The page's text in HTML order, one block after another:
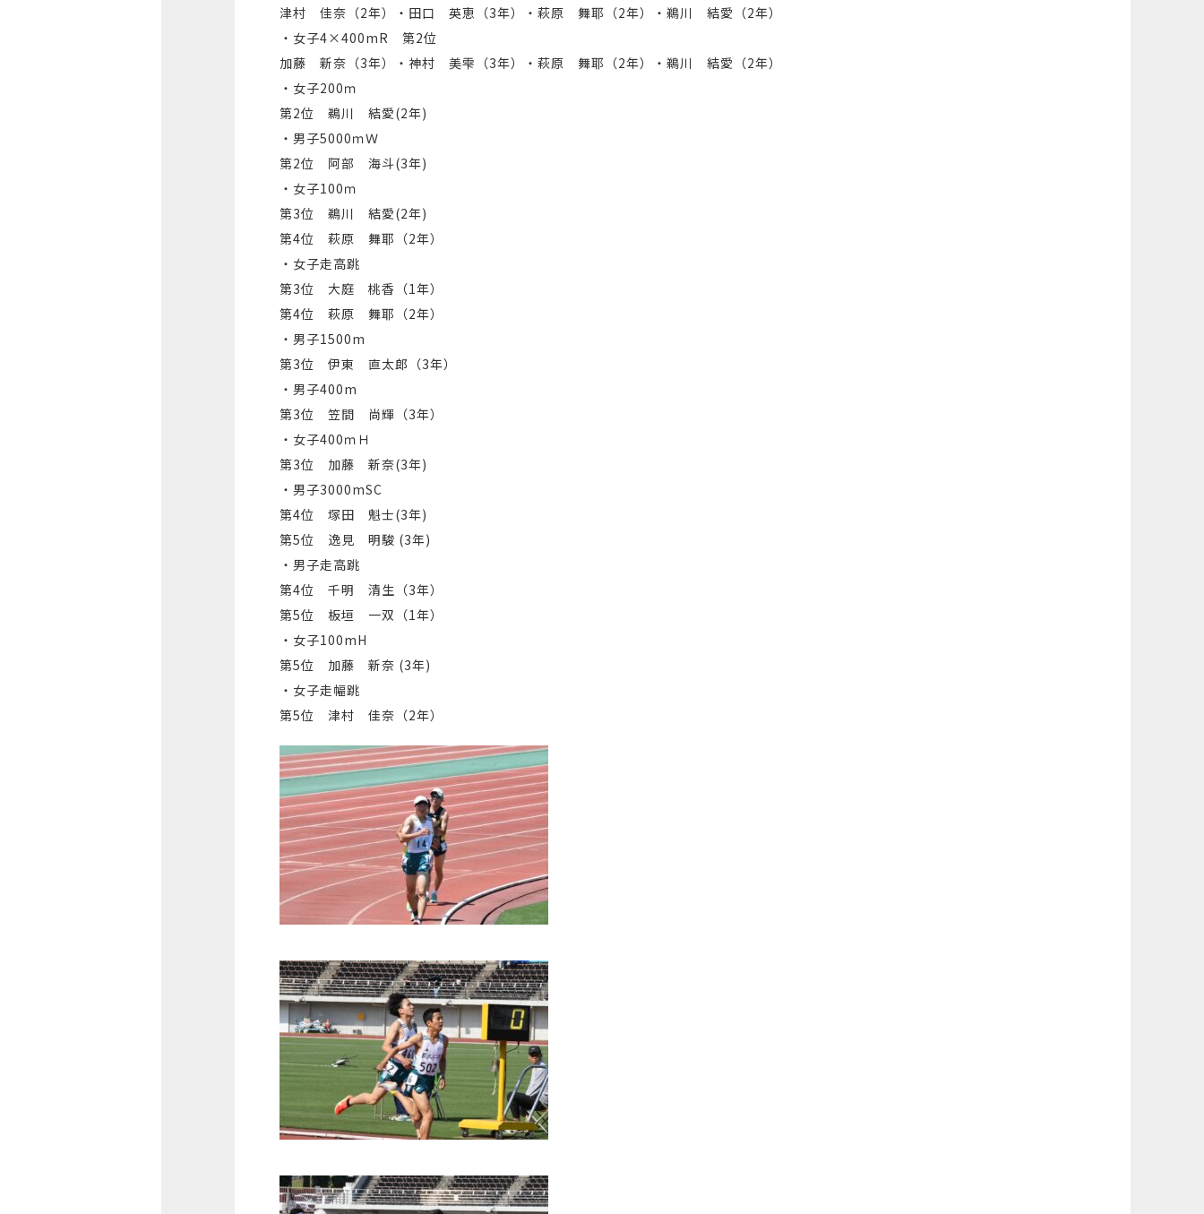
津村 佳奈（2年）・田口 英恵（3年）・萩原 舞耶（2年）・鵜川 結愛（2年）
・女子4×400mR 第2位
加藤 新奈（3年）・神村 美雫（3年）・萩原 舞耶（2年）・鵜川 結愛（2年）
・女子200ｍ
第2位 鵜川 結愛(2年)
・男子5000ｍＷ
第2位 阿部 海斗(3年)
・女子100ｍ
第3位 鵜川 結愛(2年)
第4位 萩原 舞耶（2年）
・女子走高跳
第3位 大庭 桃香（1年）
第4位 萩原 舞耶（2年）
・男子1500m
第3位 伊東 直太郎（3年）
・男子400m
第3位 笠間 尚輝（3年）
・女子400ｍＨ
第3位 加藤 新奈(3年)
・男子3000mSC
第4位 塚田 魁士(3年)
第5位 逸見 明駿 (3年)
・男子走高跳
第4位 千明 清生（3年）
第5位 板垣 一双（1年）
・女子100mH
第5位 加藤 新奈 (3年)
・女子走幅跳
第5位 津村 佳奈（2年）